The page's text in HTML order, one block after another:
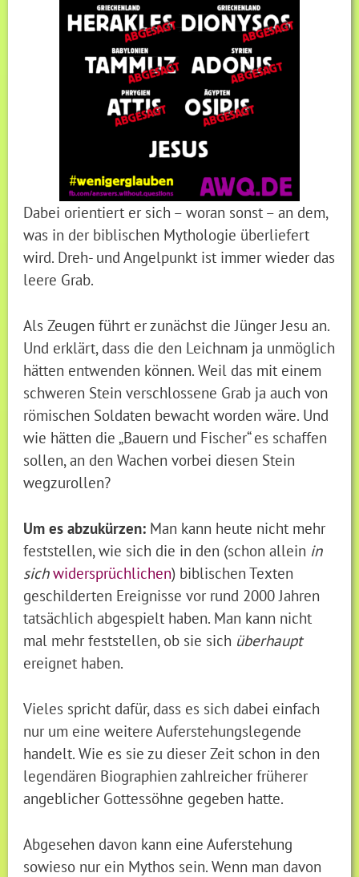
Dabei orientiert er sich – woran sonst – an dem,
was in der biblischen Mythologie überliefert
wird. Dreh- und Angelpunkt ist immer wieder das
leere Grab.
Als Zeugen führt er zunächst die Jünger Jesu an.
Und erklärt, dass die den Leichnam ja unmöglich
hätten entwenden können. Weil das mit einem
schweren Stein verschlossene Grab ja auch von
römischen Soldaten bewacht worden wäre. Und
wie hätten die „Bauern und Fischer“ es schaffen
sollen, an den Wachen vorbei diesen Stein
wegzurollen?
Um es abzukürzen: Man kann heute nicht mehr
feststellen, wie sich die in den (schon allein in
sich widersprüchlichen) biblischen Texten
geschilderten Ereignisse vor rund 2000 Jahren
tatsächlich abgespielt haben. Man kann nicht
mal mehr feststellen, ob sie sich überhaupt
ereignet haben.
Vieles spricht dafür, dass es sich dabei einfach
nur um eine weitere Auferstehungslegende
handelt. Wie es sie zu dieser Zeit schon in den
legendären Biographien zahlreicher früherer
angeblicher Gottessöhne gegeben hatte.
Abgesehen davon kann eine Auferstehung
sowieso nur ein Mythos sein. Wenn man davon